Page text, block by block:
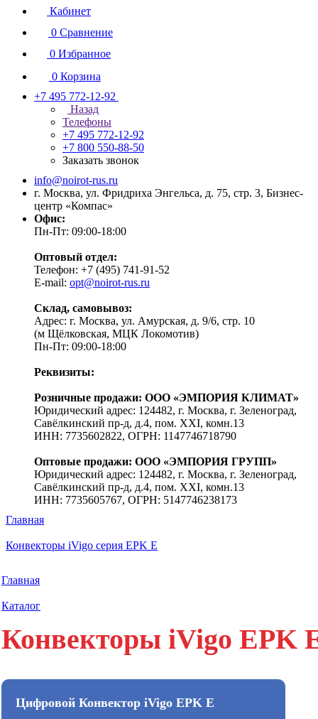
Кабинет
0 Сравнение
0 Избранное
0 Корзина
+7 495 772-12-92
Назад
Телефоны
+7 495 772-12-92
+7 800 550-88-50
Заказать звонок
info@noirot-rus.ru
г. Москва, ул. Фридриха Энгельса, д. 75, стр. 3, Бизнес-
центр «Компас»
Офис:
Пн-Пт: 09:00-18:00
Оптовый отдел:
Телефон: +7 (495) 741-91-52
E-mail: opt@noirot-rus.ru
Склад, самовывоз:
Адрес: г. Москва, ул. Амурская, д. 9/6, стр. 10
(м Щёлковская, МЦК Локомотив)
Пн-Пт: 09:00-18:00
Реквизиты:
Розничные продажи: ООО «ЭМПОРИЯ КЛИМАТ»
Юридический адрес: 124482, г. Москва, г. Зеленоград,
Савёлкинский пр-д, д.4, пом. XXI, комн.13
ИНН: 7735602822, ОГРН: 1147746718790
Оптовые продажи: ООО «ЭМПОРИЯ ГРУПП»
Юридический адрес: 124482, г. Москва, г. Зеленоград,
Савёлкинский пр-д, д.4, пом. XXI, комн.13
ИНН: 7735605767, ОГРН: 5147746238173
Главная
Конвекторы iVigo серия EPK E
Главная
Каталог
Конвекторы iVigo EPK
Цифровой Конвектор iVigo EPK E